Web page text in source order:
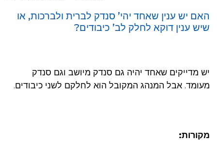
האם יש ענין שאחד יהי’ סנדק לברית ולברכות, או
שיש ענין דוקא לחלק לב’ כיבודים?
יש מדייקים שאחד יהיה גם סנדק מיושב וגם סנדק
מעומד. אבל המנהג המקובל הוא לחלקם לשני כיבודים.
מקורות: